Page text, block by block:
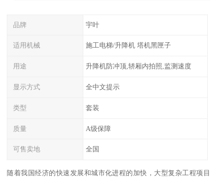
品牌 宇叶
适用机械 施工电梯/升降机 塔机黑匣子
用途 升降机防冲顶,轿厢内拍照,监测速度
显示方式 全中文提示
类型 套装
质量 A级保障
可售卖地 全国
随着我国经济的快速发展和城市化进程的加快，大型复杂工程项目